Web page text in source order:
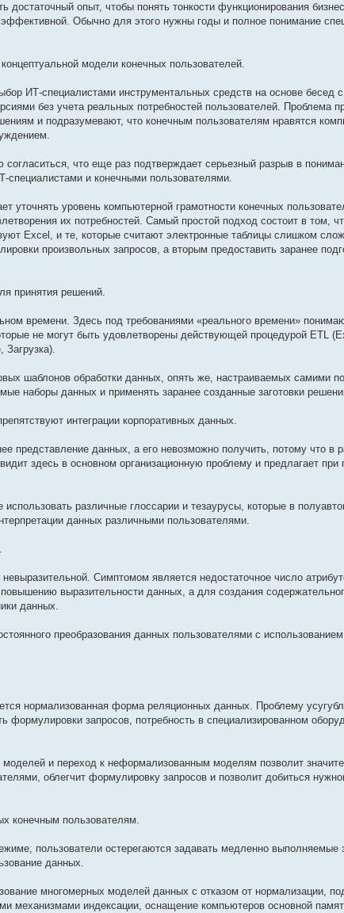
достаточный опыт, чтобы понять тонкости функционирования
Обычно для этого нужны годы и полное понимание
модели конечных пользователей.
ИТ-специалистами инструментальных средств на основе бесед
без учета реальных потребностей пользователей. Проблема
и подразумевают, что конечным пользователям нравятся
что еще раз подтверждает серьезный разрыв в
и конечными пользователями.
уточнять уровень компьютерной грамотности конечных
их потребностей. Самый простой подход состоит в том,
Excel, и те, которые считают электронные таблицы слишком
произвольных запросов, а вторым предоставить заранее
принятия решений.
времени. Здесь под требованиями «реального времени»
не могут быть удовлетворены действующей процедурой ETL
Загрузка).
шаблонов обработки данных, опять же, настраиваемых самими
наборы данных и применять заранее созданные заготовки
интеграции корпоративных данных.
представление данных, а его невозможно получить, потому что в
здесь в основном организационную проблему и предлагает при
различные глоссарии и тезаурусы, которые в
данных различными пользователями.
невыразительной. Симптомом является недостаточное число
выразительности данных, а для создания
данных.
преобразования данных пользователями с
нормализованная форма реляционных данных. Проблему
формулировки запросов, потребность в специализированном
моделей и переход к неформализованным моделям позволит
облегчит формулировку запросов и позволит добиться
конечным пользователям.
пользователи остерегаются задавать медленно выполняемые
данных.
многомерных моделей данных с отказом от нормализации,
механизмами индексации, оснащение компьютеров основной